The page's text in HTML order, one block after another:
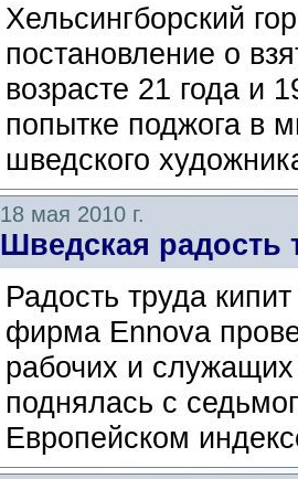
Хельсингборский
постановление о
возрасте 21 года и
попытке поджога в
шведского
18 мая 2010 г.
Шведская радость
Радость труда
фирма Ennova
рабочих и
поднялась с
Европейском